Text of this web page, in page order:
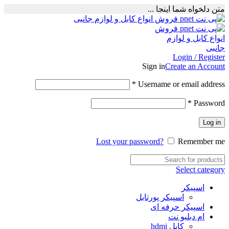
متن دلخواه شما اینجا ...
Login / Register
Sign inCreate an Account
Username or email address
*
Password
*
Log in
Lost your password? Remember me
Select category
اسپیکر
اسپیکر پورتابل
اسپیکر حرفه ای
ام دبلیو نت
کابل hdmi